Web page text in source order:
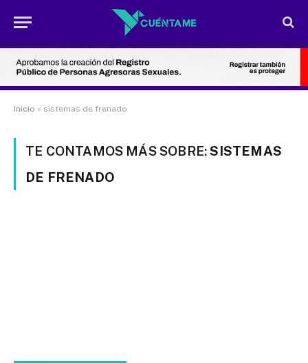
Inicio » sistemas de frenado
TE CONTAMOS MÁS SOBRE:SISTEMAS
DE FRENADO